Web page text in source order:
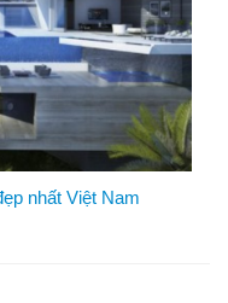
nhất Việt Nam